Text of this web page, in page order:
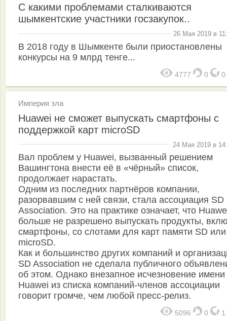
С какими проблемами сталкиваются
шымкентские участники госзакупок..
26 Мая 2019 в
В 2018 году в Шымкенте были приостановлены
конкурсы на 9 млрд тенге...
4777 0 0
Империя зла
Huawei не сможет выпускать смартфоны с
поддержкой карт microSD
24 Мая 2019 в
Вал проблем у Huawei, вызванный решением
Вашингтона внести её в «чёрный» список,
продолжает нарастать.
Одним из последних партнёров компании,
разорвавшим с ней связи, стала ассоциация SD
Association. Это на практике означает, что
больше не разрешено выпускать продукты,
смартфоны, со слотами для карт памяти SD или
microSD.
Как и большинство других компаний и
SD Association не сделала публичного
об этом. Однако внезапное исчезновение имени
Huawei из списка компаний-членов ассоциации
говорит громче, чем любой пресс-релиз.
5096 0 1